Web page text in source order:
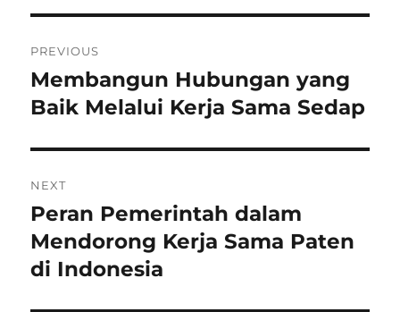
navigation
PREVIOUS
Previous
post:
Membangun Hubungan yang
Baik Melalui Kerja Sama Sedap
NEXT
Next
post:
Peran Pemerintah dalam
Mendorong Kerja Sama Paten
di Indonesia